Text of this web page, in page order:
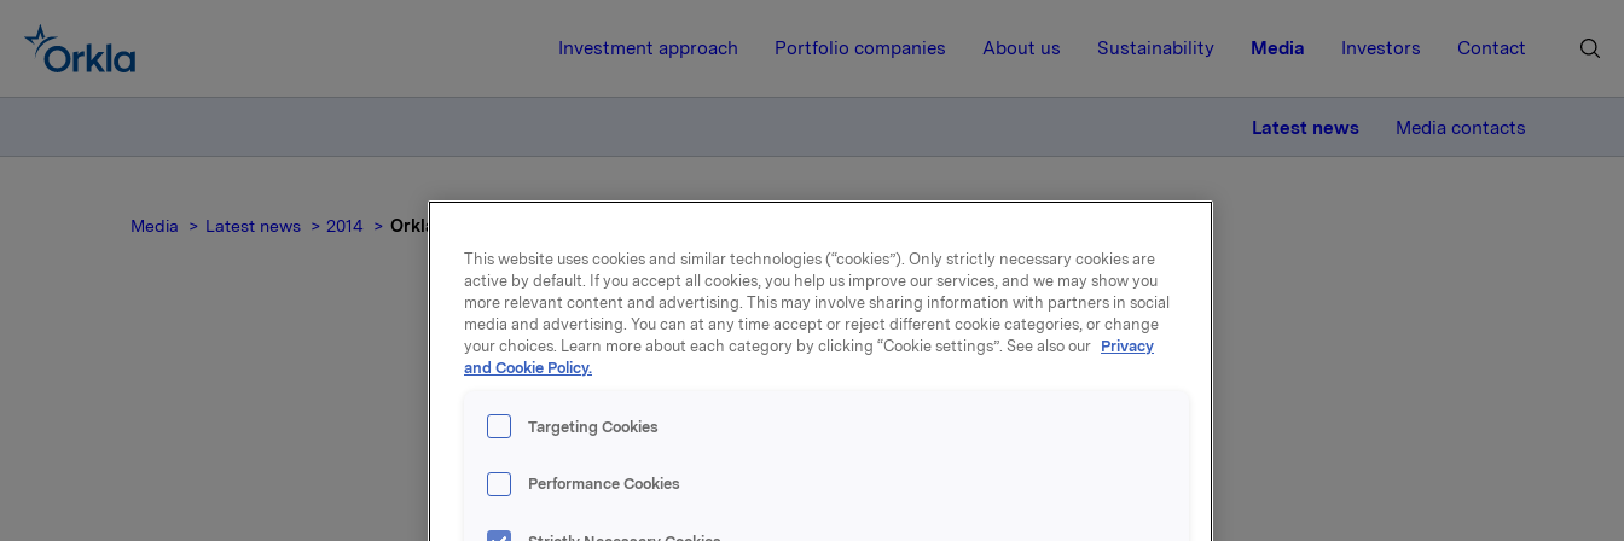
Investment approach Portfolio companies About us Sustainability Media Investors Contact
Latest news Media contacts
Media Latest news 2014 Orkla ASA: Meldepliktig handel opsjoner
18 June 2014, 8:45 | Regulatory information
Orkla ASA: Meldepliktig handel
This website uses cookies and similar technologies (“cookies”). Only strictly necessary cookies are
active by default. If you accept all cookies, you help us improve our services, and we may show you
more relevant content and advertising. This may involve sharing information with partners in social
media and advertising. You can at any time accept or reject different cookie categories, or change
your choices. Learn more about each category by clicking “Cookie settings”. See also our Privacy
and Cookie Policy.
Targeting Cookies
Performance Cookies